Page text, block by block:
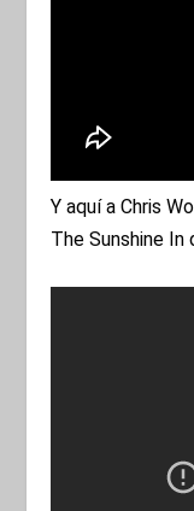
Y aquí a Chris
The Sunshine In